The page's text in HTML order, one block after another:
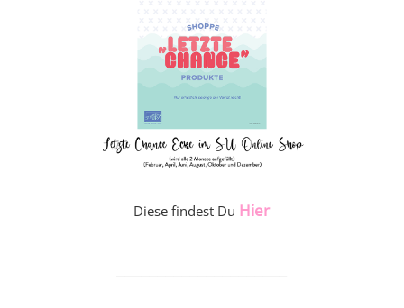
Diese findest Du Hier